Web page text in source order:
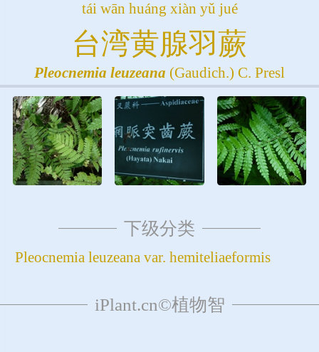
tái wān huáng xiàn yǔ jué
台湾黄腺羽蕨
Pleocnemia leuzeana (Gaudich.) C. Presl
下级分类
Pleocnemia leuzeana var. hemiteliaeformis
iPlant.cn©植物智